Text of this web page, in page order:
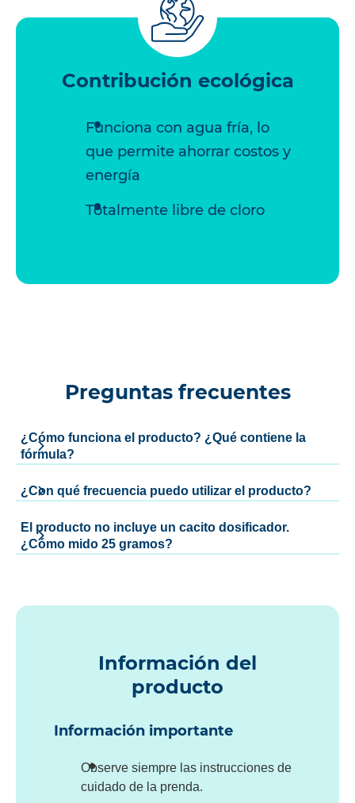
Contribución ecológica
Funciona con agua fría, lo
que permite ahorrar costos y
energía
Totalmente libre de cloro
Preguntas frecuentes
¿Cómo funciona el producto? ¿Qué contiene la
fórmula?
¿Con qué frecuencia puedo utilizar el producto?
El producto no incluye un cacito dosificador.
¿Cómo mido 25 gramos?
Información del
producto
Información importante
Observe siempre las instrucciones de
cuidado de la prenda.